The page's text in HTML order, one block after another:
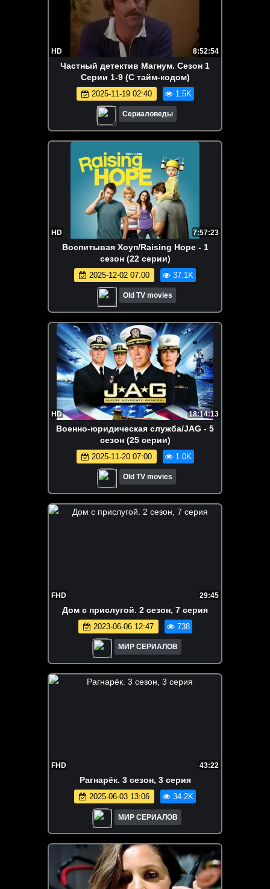
HD 8:52:54
Частный детектив Магнум. Сезон 1
Серии 1-9 (С тайм-кодом)
2025-11-19 02:40 1.5K
Сериаловеды
HD 7:57:23
Воспитывая Хоуп/Raising Hope - 1
сезон (22 серии)
2025-12-02 07:00 37.1K
Old TV movies
HD 18:14:13
Военно-юридическая служба/JAG - 5
сезон (25 серии)
2025-11-20 07:00 1.0K
Old TV movies
FHD 29:45
Дoм с пpислугoй. 2 сезон, 7 серия
2023-06-06 12:47 738
МИР СЕРИАЛОВ
FHD 43:22
Рагнарёк. 3 сезон, 3 серия
2025-06-03 13:06 34.2K
МИР СЕРИАЛОВ